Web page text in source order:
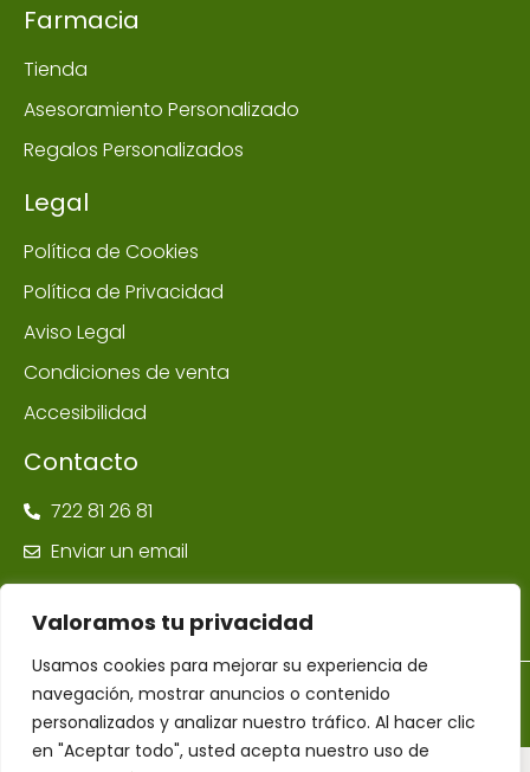
Valoramos tu privacidad
Usamos cookies para mejorar su experiencia de
navegación, mostrar anuncios o contenido
personalizados y analizar nuestro tráfico. Al hacer clic
en "Aceptar todo", usted acepta nuestro uso de
Farmacia
Tienda
Asesoramiento Personalizado
Regalos Personalizados
Legal
Política de Cookies
Política de Privacidad
Aviso Legal
Condiciones de venta
Accesibilidad
Contacto
722 81 26 81
Enviar un email
©Farmacia Ponte Maceira | Todos los derechos reservados –
Diseñador Web WordPress Juan Pardo